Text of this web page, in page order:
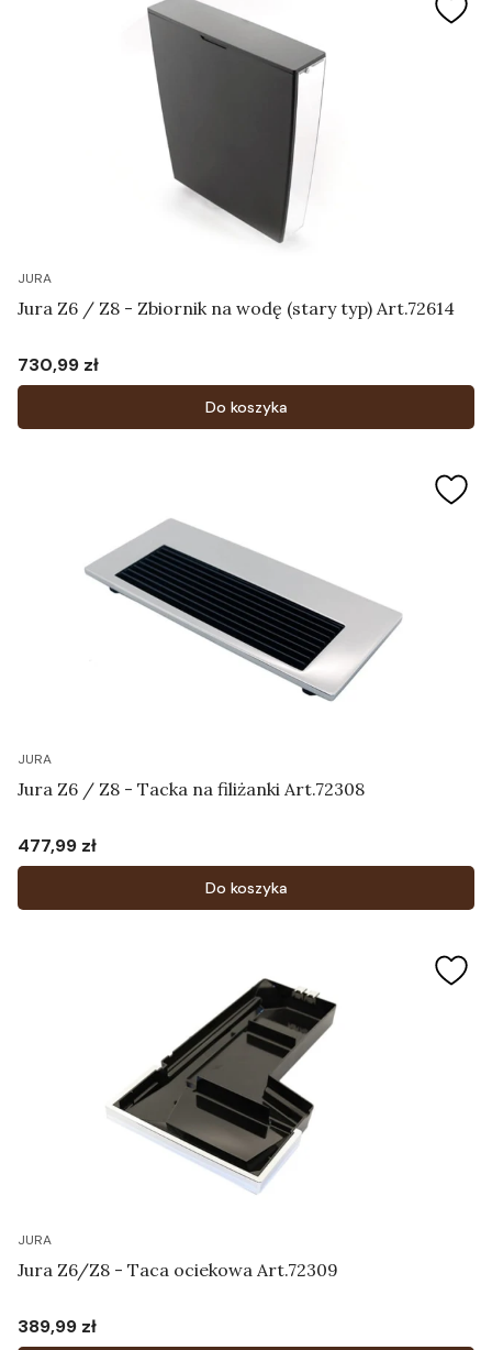
JURA
Jura Z6 / Z8 - Zbiornik na wodę (stary typ) Art.72614
Cena
730,99 zł
Do koszyka
JURA
Jura Z6 / Z8 - Tacka na filiżanki Art.72308
Cena
477,99 zł
Do koszyka
JURA
Jura Z6/Z8 - Taca ociekowa Art.72309
Cena
389,99 zł